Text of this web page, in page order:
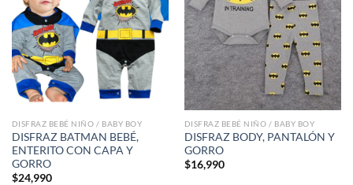
DISFRAZ BEBÉ NIÑO / BABY BOY
DISFRAZ BATMAN BEBÉ,
ENTERITO CON CAPA Y
GORRO
$24,990
DISFRAZ BEBÉ NIÑO / BABY BOY
DISFRAZ BODY, PANTALÓN Y
GORRO
$16,990